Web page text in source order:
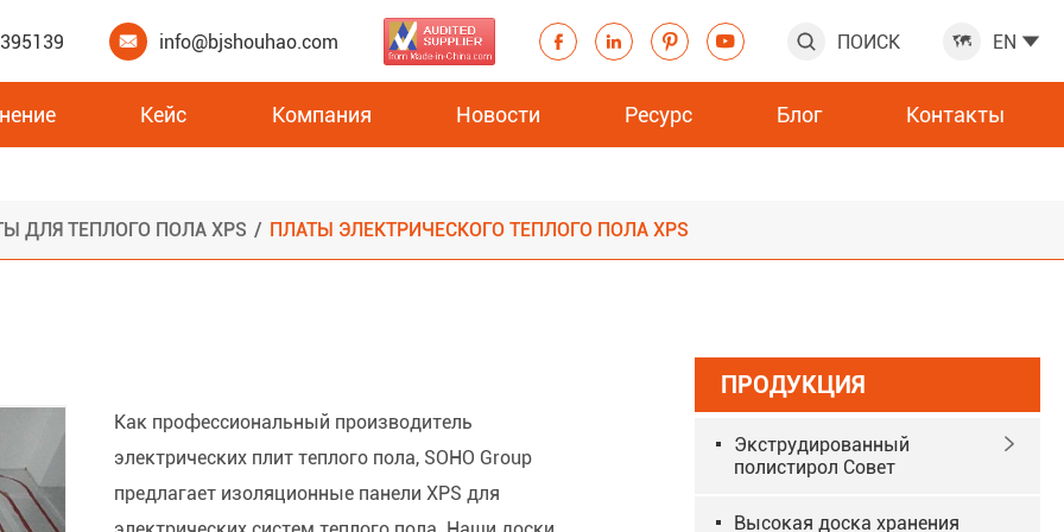
 info@bjshouhao.com      ПОИСК  EN 
Кейс Компания Новости Ресурс Блог Контакты
ДЛЯ ТЕПЛОГО ПОЛА XPS ПЛАТЫ ЭЛЕКТРИЧЕСКОГО ТЕПЛОГО ПОЛА XPS
Как профессиональный производитель
электрических плит теплого пола, SOHO Group
предлагает изоляционные панели XPS для
ПРОДУКЦИЯ
Экструдированный
полистирол Совет

Высокая доска хранения